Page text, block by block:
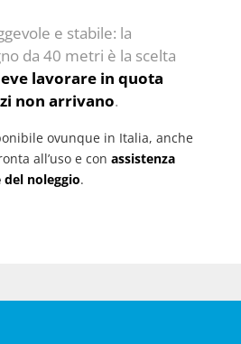
e stabile: la
da 40 metri è la scelta
lavorare in quota
non arrivano.
ovunque in Italia, anche
all’uso e con assistenza
noleggio.